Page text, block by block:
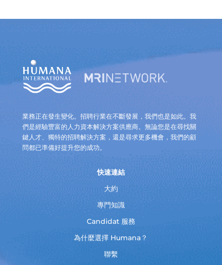
業務正在發生變化。招聘行業在不斷發展，我們也是如此。我
們是經驗豐富的人力資本解決方案供應商。無論您是在尋找關
鍵人才、獨特的招聘解決方案，還是尋求更多機會，我們的顧
問都已準備好提升您的成功。
快速連結
大約
專門知識
Candidat 服務
為什麼選擇 Humana？
聯繫